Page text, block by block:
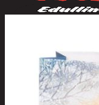
Etsi: